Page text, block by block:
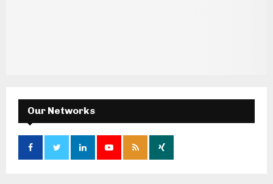
Our Networks